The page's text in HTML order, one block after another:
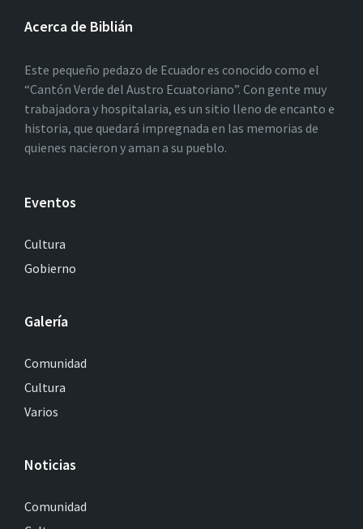
Acerca de Biblián
Este pequeño pedazo de Ecuador es conocido como el
“Cantón Verde del Austro Ecuatoriano”. Con gente muy
trabajadora y hospitalaria, es un sitio lleno de encanto e
historia, que quedará impregnada en las memorias de
quienes nacieron y aman a su pueblo.
Eventos
Cultura
Gobierno
Galería
Comunidad
Cultura
Varios
Noticias
Comunidad